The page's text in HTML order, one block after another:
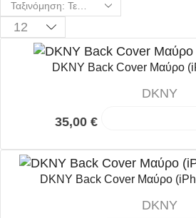
Products
per
DKNY Back Cover Μαύρο
DKNY
35,00 €
DKNY Back Cover Μαύρο
DKNY